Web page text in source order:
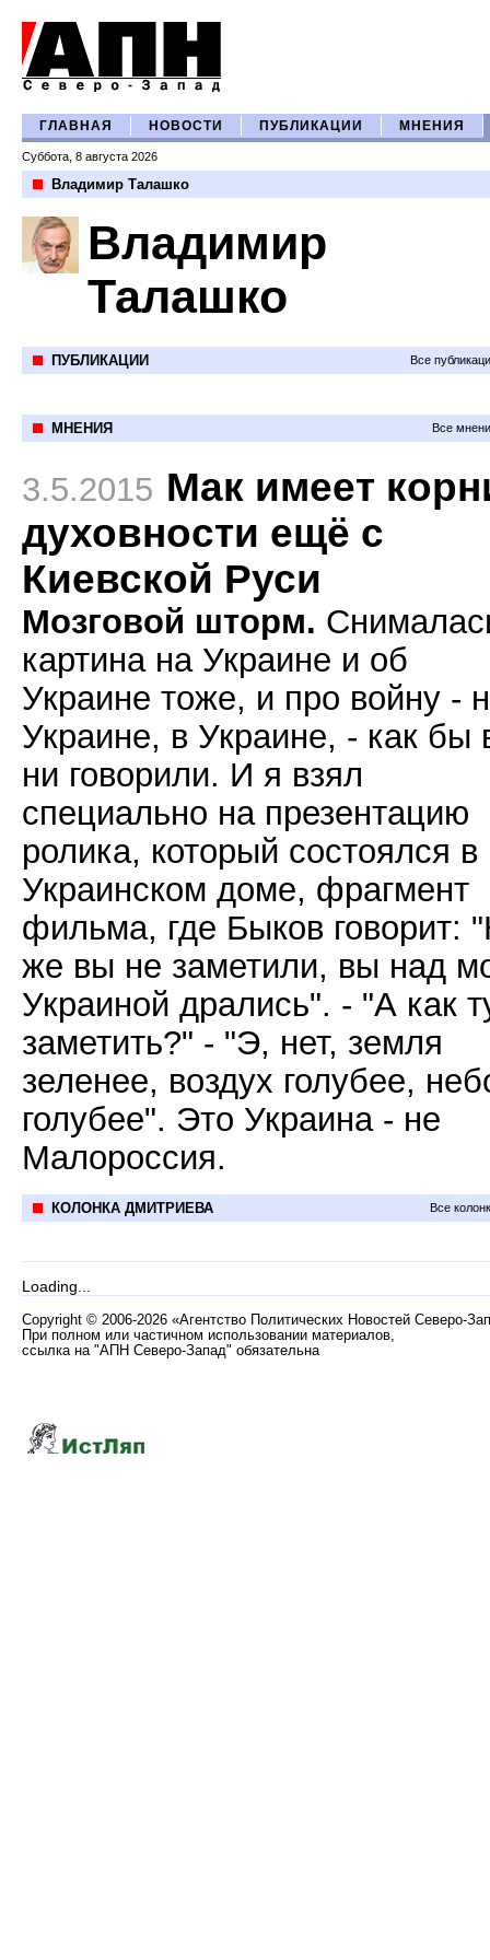
ГЛАВНАЯ НОВОСТИ ПУБЛИКАЦИИ МНЕНИЯ
Суббота, 8 августа 2026
Владимир Талашко
Владимир
Талашко
ПУБЛИКАЦИИ Все
МНЕНИЯ Все
3.5.2015 Мак имеет
духовности ещё с
Киевской Руси
Мозговой шторм.
картина на Украине и об
Украине тоже, и про войну -
Украине, в Украине, - как бы
ни говорили. И я взял
специально на презентацию
ролика, который состоялся в
Украинском доме, фрагмент
фильма, где Быков говорит:
же вы не заметили, вы над
Украиной дрались". - "А как
заметить?" - "Э, нет, земля
зеленее, воздух голубее,
голубее". Это Украина - не
Малороссия.
КОЛОНКА ДМИТРИЕВА Все
Loading...
Copyright © 2006-2026 «Агентство Политических Новостей Северо-
При полном или частичном использовании материалов,
ссылка на "АПН Северо-Запад" обязательна